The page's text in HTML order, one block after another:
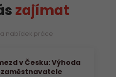
zajímat
nabídek práce
v Česku: Výhoda